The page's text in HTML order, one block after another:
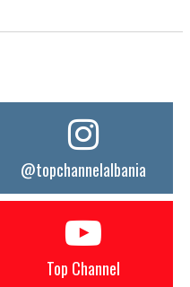
@topchannelalbania
Top Channel